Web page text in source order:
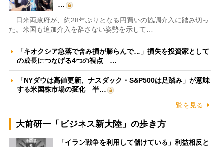
…
日米両政府が、約28年ぶりとなる円買いの協調介入に踏み切っ
た。米国も追加介入を辞さない姿勢を示して…
「キオクシア急落で含み損が膨らんで…」損失を投資家として
の成長につなげる4つの視点 …
「NYダウは高値更新、ナスダック・S&P500は足踏み」が意味
する米国株市場の変化 半…
一覧を見る
大前研一「ビジネス新大陸」の歩き方
「イラン戦争を利用して儲けている」利益相反と